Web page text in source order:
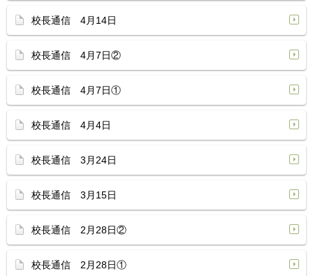
校長通信 4月14日
校長通信 4月7日②
校長通信 4月7日①
校長通信 4月4日
校長通信 3月24日
校長通信 3月15日
校長通信 2月28日②
校長通信 2月28日①